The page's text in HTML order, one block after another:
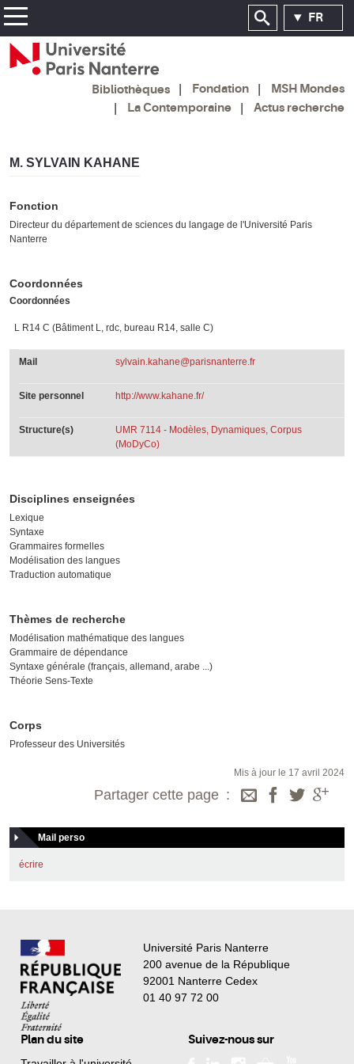
FR
Bibliothèques Fondation
MSH Mondes
La Contemporaine
Actus recherche
M. SYLVAIN KAHANE
Fonction
Directeur du département de sciences du langage de l'Université Paris
Nanterre
Coordonnées
Coordonnées
L R14 C (Bâtiment L, rdc, bureau R14, salle C)
Mail sylvain.kahane@parisnanterre.fr
Site personnel http://www.kahane.fr/
Structure(s)
UMR 7114 - Modèles, Dynamiques, Corpus
(MoDyCo)
Disciplines enseignées
Lexique
Syntaxe
Grammaires formelles
Modélisation des langues
Traduction automatique
Thèmes de recherche
Modélisation mathématique des langues
Grammaire de dépendance
Syntaxe générale (français, allemand, arabe ...)
Théorie Sens-Texte
Corps
Professeur des Universités
Mis à jour le 17 avril 2024
Partager cette page
Mail perso
écrire
Université Paris Nanterre
200 avenue de la République
92001 Nanterre Cedex
01 40 97 72 00
Plan du site Suivez-nous sur